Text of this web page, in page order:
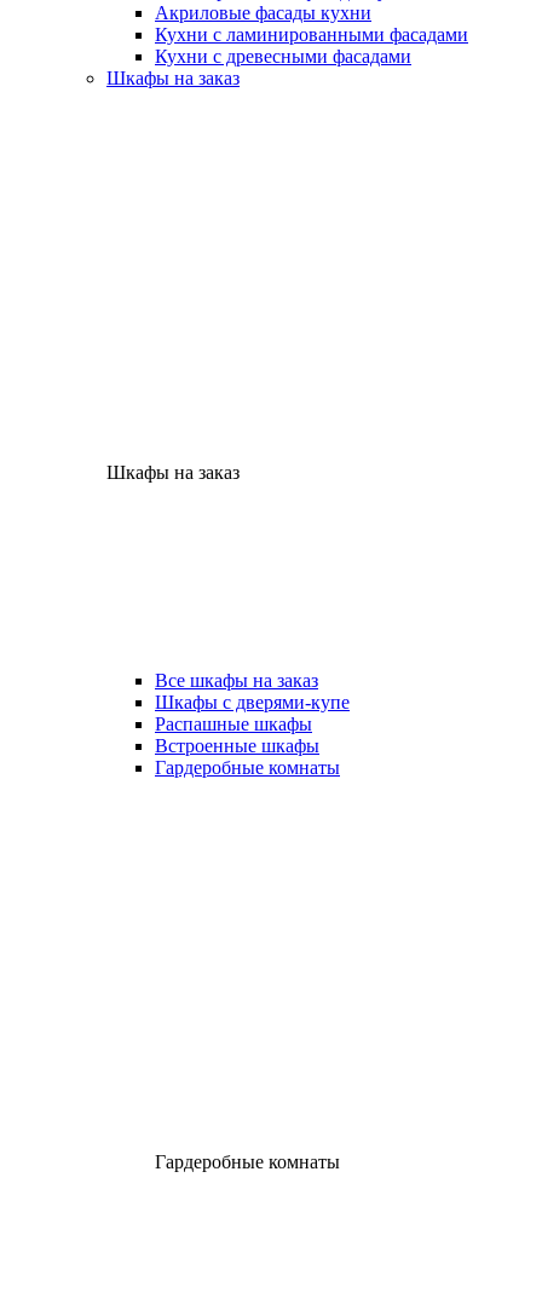
Акриловые фасады кухни
Кухни с ламинированными фасадами
Кухни с древесными фасадами
Шкафы на заказ
Шкафы на заказ
Все шкафы на заказ
Шкафы с дверями-купе
Распашные шкафы
Встроенные шкафы
Гардеробные комнаты
Гардеробные комнаты